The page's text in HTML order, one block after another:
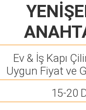
Ev & İş Kapı
Uygun Fiyat ve
15-20